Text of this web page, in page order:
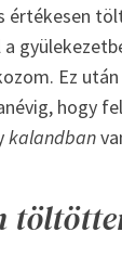
értékesen
a
Ez
hogy
kalandban